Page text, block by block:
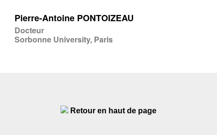
Pierre-Antoine PONTOIZEAU
Docteur
Sorbonne University, Paris
Retour en haut de page